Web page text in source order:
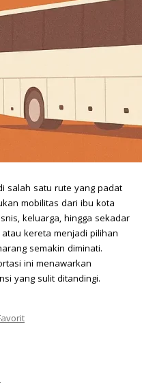
salah satu rute yang padat
mobilitas dari ibu kota
keluarga, hingga sekadar
kereta menjadi pilihan
semakin diminati.
ini menawarkan
yang sulit ditandingi.